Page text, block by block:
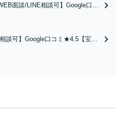
面談/LINE相談可】Google口コ
休日対応】
談可】Google口コミ★4.5【宝塚